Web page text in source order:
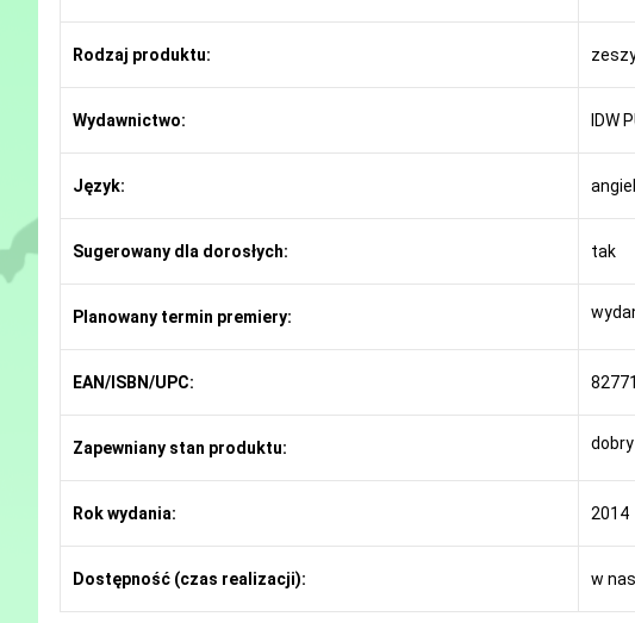
Rodzaj produktu:
Wydawnictwo: IDW
Język:
Sugerowany dla dorosłych: tak
Planowany termin premiery:
EAN/ISBN/UPC:
Zapewniany stan produktu: dobry
Rok wydania: 2014
Dostępność (czas realizacji): w